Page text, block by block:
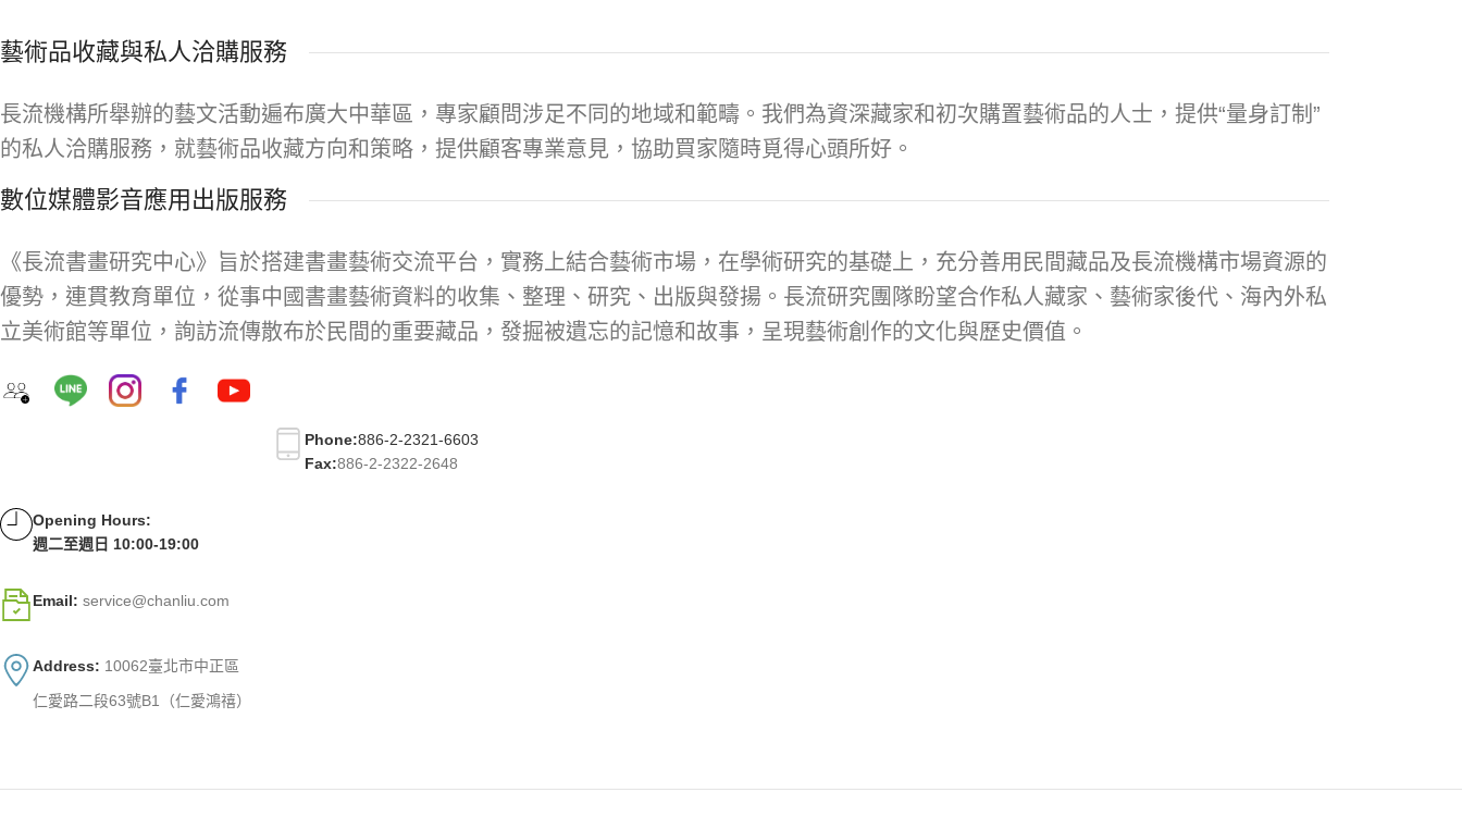
藝術品收藏與私人洽購服務
長流機構所舉辦的藝文活動遍布廣大中華區，專家顧問涉足不同的地域和範疇。我們為資深藏家和初次購置藝術品的人士，提供“量身訂制”
的私人洽購服務，就藝術品收藏方向和策略，提供顧客專業意見，協助買家隨時覓得心頭所好。
數位媒體影音應用出版服務
《長流書畫研究中心》旨於搭建書畫藝術交流平台，實務上結合藝術市場，在學術研究的基礎上，充分善用民間藏品及長流機構市場資源的
優勢，連貫教育單位，從事中國書畫藝術資料的收集、整理、研究、出版與發揚。長流研究團隊盼望合作私人藏家、藝術家後代、海內外私
立美術館等單位，詢訪流傳散布於民間的重要藏品，發掘被遺忘的記憶和故事，呈現藝術創作的文化與歷史價值。
Phone:886-2-2321-6603
Fax:886-2-2322-2648
Opening Hours:
週二至週日 10:00-19:00
Email: service@chanliu.com
Address: 10062臺北市中正區
仁愛路二段63號B1（仁愛鴻禧）